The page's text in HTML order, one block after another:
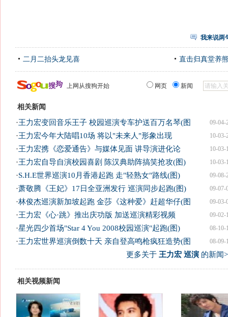
我来说两
二月二抬头龙见喜 直击归真堂养
上网从搜狗开始 网页 新闻
相关新闻
09-04-
·王力宏变回音乐王子 校园巡演专车护送百万名琴(图
10-03-
·王力宏今年大陆唱10场 将以"未来人"形象出现
10-03-
·王力宏携《恋爱通告》与媒体见面 讲导演进化论
10-03-
·王力宏自导自演校园喜剧 陈汉典助阵搞笑抢攻(图)
09-08-
·S.H.E世界巡演10月香港起跑 走"轻熟女"路线(图)
09-07-
·萧敬腾《王妃》17日全亚洲发行 巡演同步起跑(图)
09-03-
·林俊杰巡演新加坡起跑 金莎《这种爱》赶超华仔(图
09-02-
·王力宏《心·跳》推出庆功版 加送巡演精彩视频
08-10-
·星光四少首场"Star 4 You 2008校园巡演"起跑(图)
08-09-
·王力宏世界巡演倒数十天 亲自登高鸣枪疯狂造势(图
更多关于 王力宏 巡演的新闻
相关视频新闻